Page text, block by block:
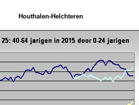
Houthalen-Helchteren